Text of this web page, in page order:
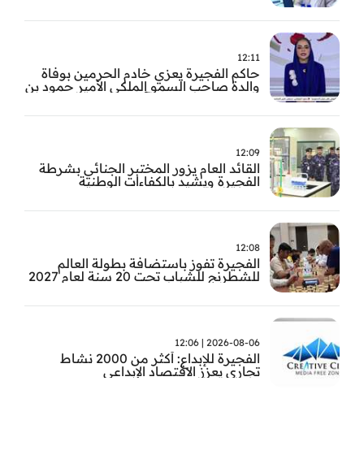
12:11
حاكم الفجيرة يعزي خادم الحرمين بوفاة
والدة صاحب السمو الملكي الأمير حمود بن
12:09
القائد العام يزور المختبر الجنائي بشرطة
الفجيرة ويشيد بالكفاءات الوطنية
12:08
الفجيرة تفوز باستضافة بطولة العالم
للشطرنج للشباب تحت 20 سنة لعام 2027
2026-08-06 | 12:06
الفجيرة للإبداع: أكثر من 2000 نشاط
تجاري يعزز الاقتصاد الإبداعي